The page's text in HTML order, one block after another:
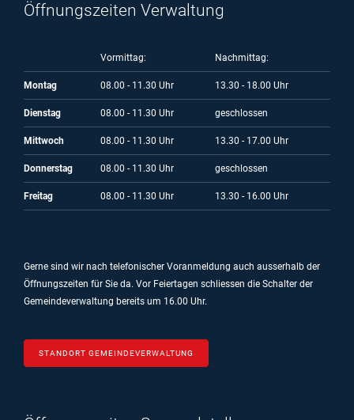
Öffnungszeiten Verwaltung
Vormittag: Nachmittag:
Montag 08.00 - 11.30 Uhr 13.30 - 18.00 Uhr
Dienstag 08.00 - 11.30 Uhr geschlossen
Mittwoch 08.00 - 11.30 Uhr 13.30 - 17.00 Uhr
Donnerstag 08.00 - 11.30 Uhr geschlossen
Freitag 08.00 - 11.30 Uhr 13.30 - 16.00 Uhr
Gerne sind wir nach telefonischer Voranmeldung auch ausserhalb der
Öffnungszeiten für Sie da. Vor Feiertagen schliessen die Schalter der
Gemeindeverwaltung bereits um 16.00 Uhr.
STANDORT GEMEINDEVERWALTUNG